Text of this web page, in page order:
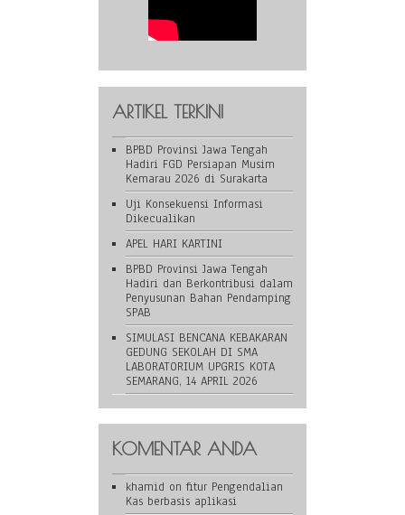
ARTIKEL TERKINI
BPBD Provinsi Jawa Tengah
Hadiri FGD Persiapan Musim
Kemarau 2026 di Surakarta
Uji Konsekuensi Informasi
Dikecualikan
APEL HARI KARTINI
BPBD Provinsi Jawa Tengah
Hadiri dan Berkontribusi dalam
Penyusunan Bahan Pendamping
SPAB
SIMULASI BENCANA KEBAKARAN
GEDUNG SEKOLAH DI SMA
LABORATORIUM UPGRIS KOTA
SEMARANG, 14 APRIL 2026
KOMENTAR ANDA
khamid on fitur Pengendalian
Kas berbasis aplikasi